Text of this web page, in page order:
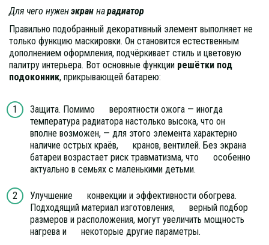
Для чего нужен экран на радиатор
Правильно подобранный декоративный элемент выполняет не
только функцию маскировки. Он становится естественным
дополнением оформления, подчёркивает стиль и цветовую
палитру интерьера. Вот основные функции решётки под
подоконник, прикрывающей батарею:
Защита. Помимо      вероятности ожога — иногда
температура радиатора настолько высока, что он
вполне возможен, — для этого элемента характерно
наличие острых краёв,      кранов, вентилей. Без экрана
батареи возрастает риск травматизма, что      особенно
актуально в семьях с маленькими детьми.
Улучшение      конвекции и эффективности обогрева.
Подходящий материал изготовления,      верный подбор
размеров и расположения, могут увеличить мощность
нагрева и      некоторые другие параметры.